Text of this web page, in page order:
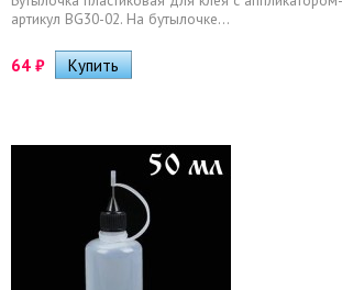
артикул BG30-02. На бутылочке...
64 ₽